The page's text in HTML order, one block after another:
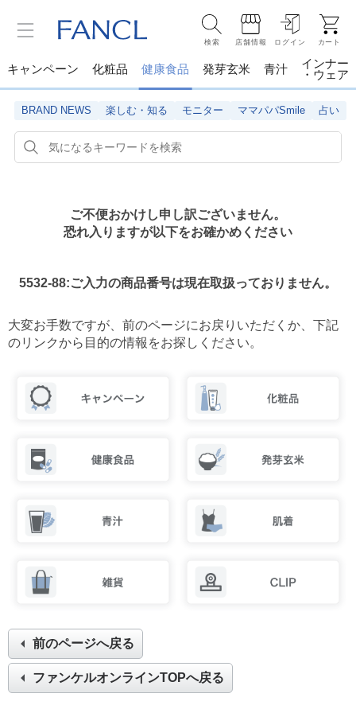
検索 店舗情報 ログイン カート
キャンペーン 化粧品 健康食品 発芽玄米 青汁
インナー
・ウェア
BRAND NEWS 楽しむ・知る モニター ママパパSmile 占い
ご不便おかけし申し訳ございません。
恐れ入りますが以下をお確かめください
5532-88:ご入力の商品番号は現在取扱っておりません。
大変お手数ですが、前のページにお戻りいただくか、 下記
のリンクから目的の情報をお探しください。
前のページへ戻る
ファンケルオンラインTOPへ戻る